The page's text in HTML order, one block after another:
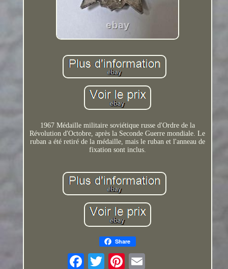
1967 Médaille militaire soviétique russe d'Ordre de la
Révolution d'Octobre, après la Seconde Guerre mondiale. Le
ruban a été retiré de la médaille, mais le ruban et l'anneau de
fixation sont inclus.
Share